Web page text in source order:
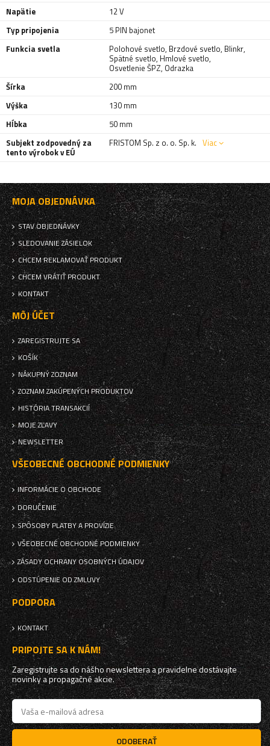
Napätie
12 V
Typ pripojenia
5 PIN bajonet
Funkcia svetla
Polohové svetlo, Brzdové svetlo, Blinkr,
Spätné svetlo, Hmlové svetlo,
Osvetlenie ŠPZ, Odrazka
Šírka
200 mm
Výška
130 mm
Hĺbka
50 mm
Subjekt zodpovedný za
tento výrobok v EÚ
FRISTOM Sp. z o. o. Sp. k. Viac
MOJA OBJEDNÁVKA
STAV OBJEDNÁVKY
SLEDOVANIE ZÁSIELOK
CHCEM REKLAMOVAŤ PRODUKT
CHCEM VRÁTIŤ PRODUKT
KONTAKT
MÔJ ÚČET
ZAREGISTRUJTE SA
KOŠÍK
NÁKUPNÝ ZOZNAM
ZOZNAM ZAKÚPENÝCH PRODUKTOV
HISTÓRIA TRANSAKCIÍ
MOJE ZĽAVY
NEWSLETTER
VŠEOBECNÉ OBCHODNÉ PODMIENKY
INFORMÁCIE O OBCHODE
DORUČENIE
SPÔSOBY PLATBY A PROVÍZIE
VŠEOBECNÉ OBCHODNÉ PODMIENKY
ZÁSADY OCHRANY OSOBNÝCH ÚDAJOV
ODSTÚPENIE OD ZMLUVY
PODPORA
KONTAKT
PRIPOJTE SA K NÁM!
Zaregistrujte sa do nášho newslettera a pravidelne dostávajte
novinky a propagačné akcie.
ODOBERAŤ